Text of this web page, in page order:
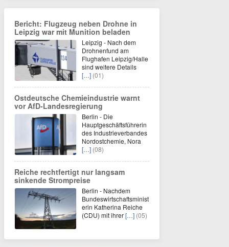
Bericht: Flugzeug neben Drohne in
Leipzig war mit Munition beladen
Leipzig - Nach dem
Drohnenfund am
Flughafen Leipzig/Halle
sind weitere Details
[…] (01)
Ostdeutsche Chemieindustrie warnt
vor AfD-Landesregierung
Berlin - Die
Hauptgeschäftsführerin
des Industrieverbandes
Nordostchemie, Nora
[…] (08)
Reiche rechtfertigt nur langsam
sinkende Strompreise
Berlin - Nachdem
Bundeswirtschaftsminist
erin Katherina Reiche
(CDU) mit ihrer[…] (05)